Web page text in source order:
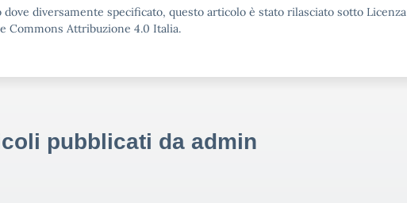
dove diversamente specificato, questo articolo è stato rilasciato sotto Licenza
Commons Attribuzione 4.0 Italia.
pubblicati da admin